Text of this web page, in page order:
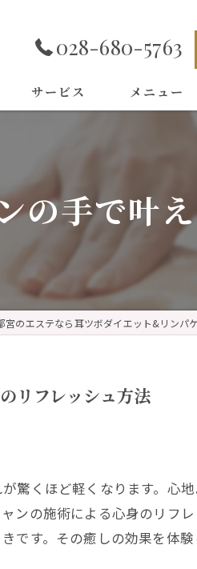
028-680-5763
サービス メニュー
の手で叶
宮のエステなら耳ツボダイエット&リンパ
リフレッシュ方法
驚くほど軽くなります。心
ンの施術による心身のリフ
です。その癒しの効果を体